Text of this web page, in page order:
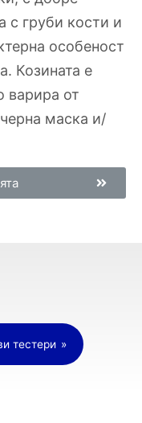
с груби кости и
особеност
Козината е
варира от
маска и/
тестери